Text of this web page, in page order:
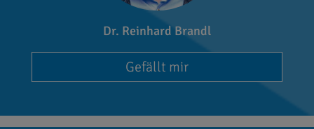
Dr. Reinhard Brandl
Gefällt mir